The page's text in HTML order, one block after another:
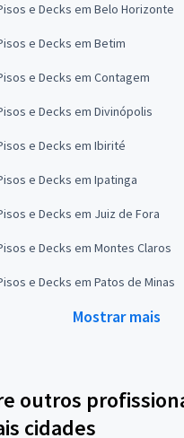
e Decks em Belo Horizonte
e Decks em Betim
e Decks em Contagem
e Decks em Divinópolis
e Decks em Ibirité
e Decks em Ipatinga
e Decks em Juiz de Fora
e Decks em Montes Claros
e Decks em Patos de Minas
Mostrar mais
outros
cidades